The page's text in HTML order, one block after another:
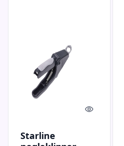
Quick look
Starline